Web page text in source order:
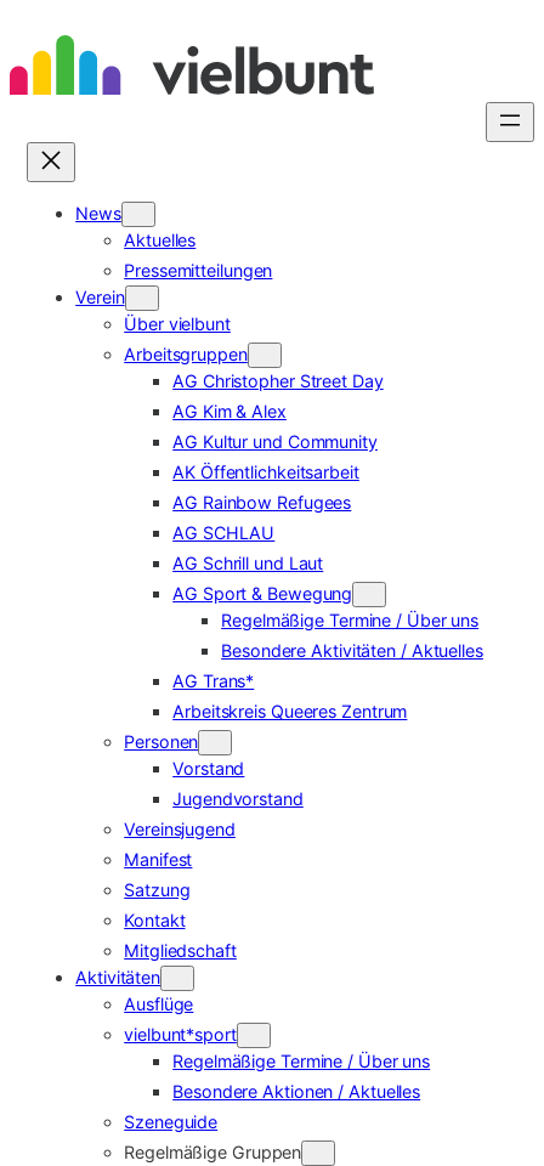
Inhalt
springen
News
Aktuelles
Pressemitteilungen
Verein
Über vielbunt
Arbeitsgruppen
AG Christopher Street Day
AG Kim & Alex
AG Kultur und Community
AK Öffentlichkeitsarbeit
AG Rainbow Refugees
AG SCHLAU
AG Schrill und Laut
AG Sport & Bewegung
Regelmäßige Termine / Über uns
Besondere Aktivitäten / Aktuelles
AG Trans*
Arbeitskreis Queeres Zentrum
Personen
Vorstand
Jugendvorstand
Vereinsjugend
Manifest
Satzung
Kontakt
Mitgliedschaft
Aktivitäten
Ausflüge
vielbunt*sport
Regelmäßige Termine / Über uns
Besondere Aktionen / Aktuelles
Szeneguide
Regelmäßige Gruppen